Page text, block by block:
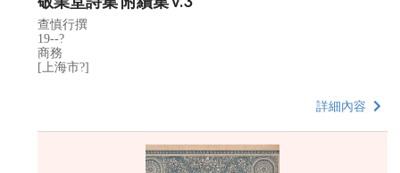
查慎行撰
19--?
商務
[上海市?]
詳細內容